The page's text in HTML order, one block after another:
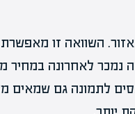
השוואה זו
נמכר לאחרונה במחיר
לתמונה גם שמאים